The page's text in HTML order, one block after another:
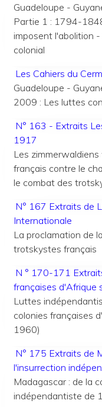
Guadeloupe -
Partie 1 : 1794-
imposent l'abolition
colonial
Les Cahiers du
Guadeloupe -
2009 : Les luttes
N° 163 - Extraits
1917
Les
français contre le
le combat des
N° 167 Extraits de
Internationale
La proclamation de
trotskystes français
N ° 170-171
françaises
Luttes
colonies françaises
1960)
N° 175 Extraits de
l'insurrection
Madagascar : de la
indépendantiste de